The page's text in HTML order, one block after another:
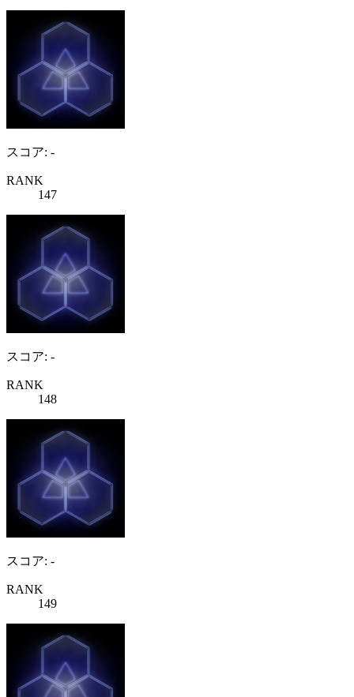
スコア: -
RANK
147
スコア: -
RANK
148
スコア: -
RANK
149